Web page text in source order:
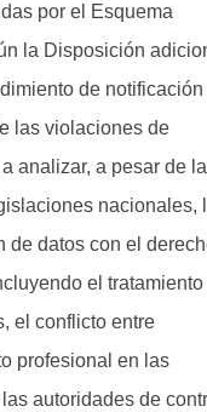
por el Esquema
la Disposición
de notificación
las violaciones de
analizar, a pesar de la
nacionales,
de datos con el
el tratamiento
el conflicto entre
profesional en las
autoridades de